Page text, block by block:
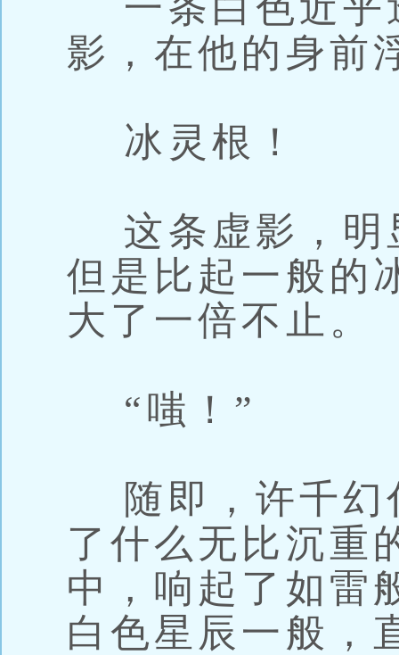
影，在他的身前
冰灵根！
这条虚影，明
但是比起一般的
大了一倍不止。
“嗤！”
随即，许千幻
了什么无比沉重
中，响起了如雷
白色星辰一般，